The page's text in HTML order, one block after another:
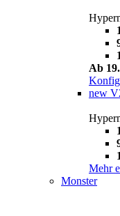
Ab
new
Mehr
Monster